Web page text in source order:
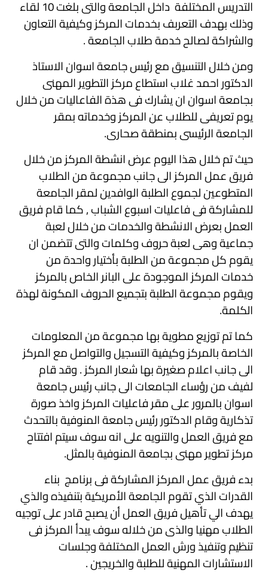
التدريس المختلفة داخل الجامعة والتى بلغت 10 لقاء
وذلك بهدف التعربف بخدمات المركز وكيفية التعاون
والشراكة لصالح خدمة طلاب الجامعة .
ومن خلال التنسيق مع رئيس جامعة اسوان الاستاذ
الدكتور احمد غلاب استطاع مركز التطوير المهنى
بجامعة اسوان ان يشارك فى هذة الفاعاليات من خلال
يوم تعريفى للطلاب عن المركز وخدماته بمقر
الجامعة الرئيسى بمنطقة صحارى.
حيث تم خلال هذا اليوم عرض انشطة المركز من خلال
فريق عمل المركز الى جانب مجموعة من الطلاب
المتطوعين لجموع الطلبة الوافدين لمقر الجامعة
للمشاركة فى فاعليات اسبوع الشباب , كما قام فريق
العمل بعرض الانشطة والخدمات من خلال لعبة
جماعية وهى لعبة حروف وكلمات والتى تتضمن ان
يقوم كل مجموعة من الطلبة بأختيار واحدة من
خدمات المركز الموجودة على البانر الخاص بالمركز
ويقوم مجموعة الطلبة بتجميع الحروف المكونة لهذة
الكلمة.
كما تم توزيع مطوية بها مجموعة من المعلومات
الخاصة بالمركز وكيفية التسجيل والتواصل مع المركز
الى جانب اعلام صغيرة بها شعار المركز . وقد قام
لفيف من رؤساء الجامعات الى جانب رئيس جامعة
اسوان بالمرور على مقر فاعليات المركز واخذ صورة
تذكارية وقام الدكتور رئيس جامعة المنوفية بالتحدث
مع فريق العمل والتنويه على انه سوف سيتم افتتاح
مركز تطوير مهنى بجامعة المنوفية بالمثل.
بدء فريق عمل المركز المشاركة فى برنامج بناء
القدرات الذي تقوم الجامعة الأمريكية بتنفيذه والذي
يهدف الي تأهيل فريق العمل أن يصبح قادر على توجيه
الطلاب مهنيا والذى من خلاله سوف يبدأ المركز فى
تنظيم وتنفيذ ورش العمل المختلفة وجلسات
الاستشارات المهنية للطلبة والخريجين .